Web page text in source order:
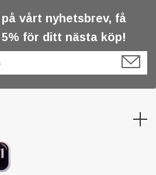
vårt nyhetsbrev, få
för ditt nästa köp!